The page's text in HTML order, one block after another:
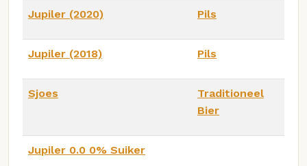
Jupiler (2020) Pils
Jupiler (2018) Pils
Sjoes
Traditioneel
Bier
Jupiler 0.0 0% Suiker